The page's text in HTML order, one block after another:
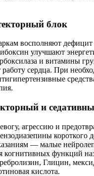
блок
восполняют дефицит
улучшают
и витамины
сердца. При
и
агрессию и
короткого
— малые
когнитивных функций
Глицин,
кислота.